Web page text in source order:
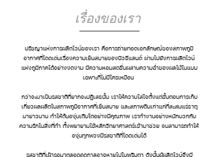
เรื่องของเรา
ปรัชญาแห่งการผลิตไวน์ของเรา คือการถ่ายทอดเอกลักษณ์ของสภาพภูมิ
อากาศที่โดดเด่นเรื่องความเย็นสบายของนิวซีแลนด์ ผ่านไปยังการผลิตไวน์
แห่งภูมิภาคได้อย่างงดงาม มีความหอมสดชื่นผสานความฉ่ำของผลไม้ในแบบ
เฉพาะที่ไม่มีใครเหมือน ​
กว่าจะมาเป็นรสชาติที่ยากจะปฎิเสธนั้น เราให้ความใส่ใจตั้งแต่ขั้นตอนการเก็บ
เกี่ยวผลผลิตในสภาพภูมิอากาศที่เย็นสบาย และสภาพดินเก่าแก่ที่สะสมแร่ธาตุ
มายาวนาน ทำให้ต้นองุ่นเติบโตอย่างมีคุณภาพ เราทำงานอย่างหนักบวกกับ
ความรักในสิ่งที่ทำ ทั้งพยายามใช้หลักวิทยาศาสตร์เข้ามาช่วย จนสามารถทำให้
องุ่นทุกพวงมีรสชาติที่โดดเด่นได้
รสชาติที่เฝ้ารอมาตลอดฤดูกาลอาจหายไปในพริบตา ดังนั้นผู้ผลิตไวน์จึงมี